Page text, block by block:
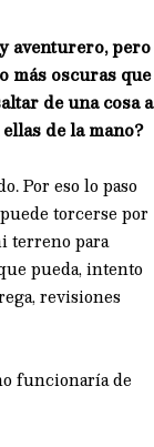
aventurero, pero
más oscuras que
de una cosa a
de la mano?
Por eso lo paso
torcerse por
terreno para
pueda, intento
revisiones
funcionaría de